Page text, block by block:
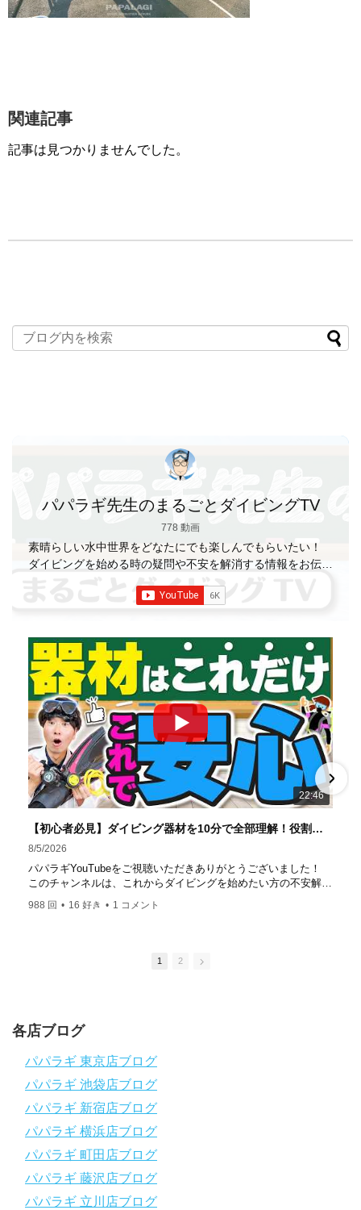
関連記事
記事は見つかりませんでした。
パパラギ先生のまるごとダイビングTV
778 動画
素晴らしい水中世界をどなたにでも楽しんでもらいたい！
ダイビングを始める時の疑問や不安を解消する情報をお伝え
業の国内最大規模のスキューバダイビングスクール。 PADI
の初心者ダイビングライセンス認定実績。 常駐のプロイン
ストラクターは40名ほど。 【初心者からプロレベルま
で！】 年間ファンダイブ開催数は1,000本を超え、初心者の
方でも安心して潜れるような初心者向けツアーを毎週開催
中！ 2021年マリンダイビング大賞
「講習が上手なダ
イビングスクール」部門
「教え方がうまいインストラク
ター」部門
「国内ダイビングサービス伊豆半島エリア」
部門
「国内ダイビングガイド伊豆半島エリア」部門 4冠
達成！ ――――――――――――――――― パパラギダイ
ビングスクール 本店 神奈川県 藤沢市 南藤沢10-4
はコチラ
https://www.papalagi.co.jp/staticpages/index.php/work
22:46
【初心者必見】ダイビング器材を10分で全部理解！役割・使い方をやさしく解説
8/5/2026
パパラギYouTubeをご視聴いただきありがとうございました！
このチャンネルは、これからダイビングを始めたい方の不安解消
や悩みごとを解消するためのチャンネルです
ひとりでも多くの方に、素敵なダイビングライフを送っていただ
ダイビングのこんな情報を知りたいなどありましたらコメントを
～～～～～～～～～～～～～～～～～～～～～～～～～～～～
1986年創業！国内最大規模のスキューバダイビングスクール。
徹底した安全管理と、国内トップクラスの初心者ダイビングライ
センス認定実績。
～～～～～～～～～～～～～～～～～～～～～～～～～～～～
【スマホで見れるWebマニュアル！】
パパラギ公式LINEにご登録の上、メニューから「動画資料」を
タップ！
↓↓↓↓↓↓こちら
↓↓↓↓↓↓
https://www.papalagi.co.jp/lp/line_registration/.
988 回 • 16 好き • 1 コメント
1 2
各店ブログ
パパラギ 東京店ブログ
パパラギ 池袋店ブログ
パパラギ 新宿店ブログ
パパラギ 横浜店ブログ
パパラギ 町田店ブログ
パパラギ 藤沢店ブログ
パパラギ 立川店ブログ